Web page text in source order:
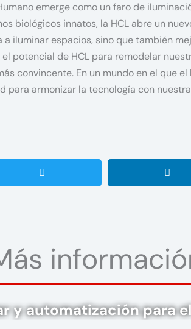
emerge como un faro de
biológicos innatos, la HCL abre un
iluminar espacios, sino que también
potencial de HCL para remodelar
convincente. En un mundo en el que
para armonizar la tecnología con
y automatización para